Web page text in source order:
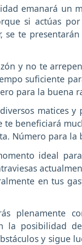
emanará un
si actúas
te
y no te
suficiente
para la buena
matices y
beneficiará
Número para la
ideal
en tus
plenamente
posibilidad
y sigue